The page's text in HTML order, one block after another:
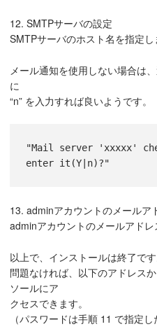
12. SMTPサーバの設定
SMTPサーバのホスト名を指定し
メール通知を使用しない場合は
に
“n” を入力すれば良いようです。
"Mail server 'xxxxx'
enter it(Y|n)?"
13. adminアカウントのメールア
adminアカウントのメールアドレ
以上で、インストールは終了です
問題なければ、以下のアドレス
ソールにア
クセスできます。
（パスワードは手順 11 で指定